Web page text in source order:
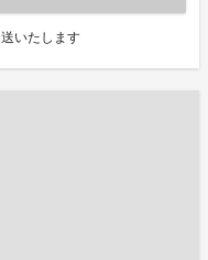
いたします